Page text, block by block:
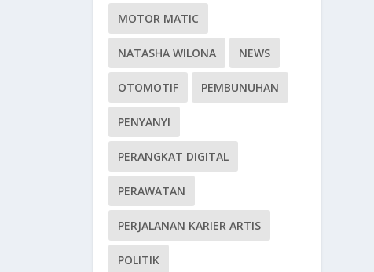
MOTOR MATIC
NATASHA WILONA NEWS
OTOMOTIF PEMBUNUHAN
PENYANYI
PERANGKAT DIGITAL
PERAWATAN
PERJALANAN KARIER ARTIS
POLITIK